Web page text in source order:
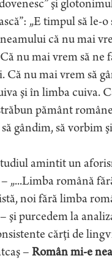
şi
„E timpul să le-o
că nu mai
nu mai vrem să ne
Că nu mai vrem să
şi în limba cuiva.
pământ
gândim, să vorbim
amintit un
„...Limba română
noi fără limba
şi purcedem la
cărţi de
– Român mi-e